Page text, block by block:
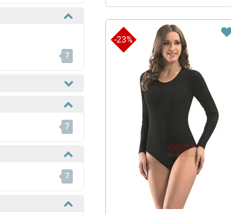
7
7
7
-23%